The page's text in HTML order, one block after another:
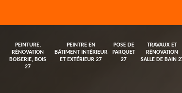
PEINTURE,
RÉNOVATION
BOISERIE, BOIS
27
PEINTRE EN
BÂTIMENT INTÉRIEUR
ET EXTÉRIEUR 27
POSE DE
PARQUET
27
TRAVAUX ET
RÉNOVATION
SALLE DE BAIN